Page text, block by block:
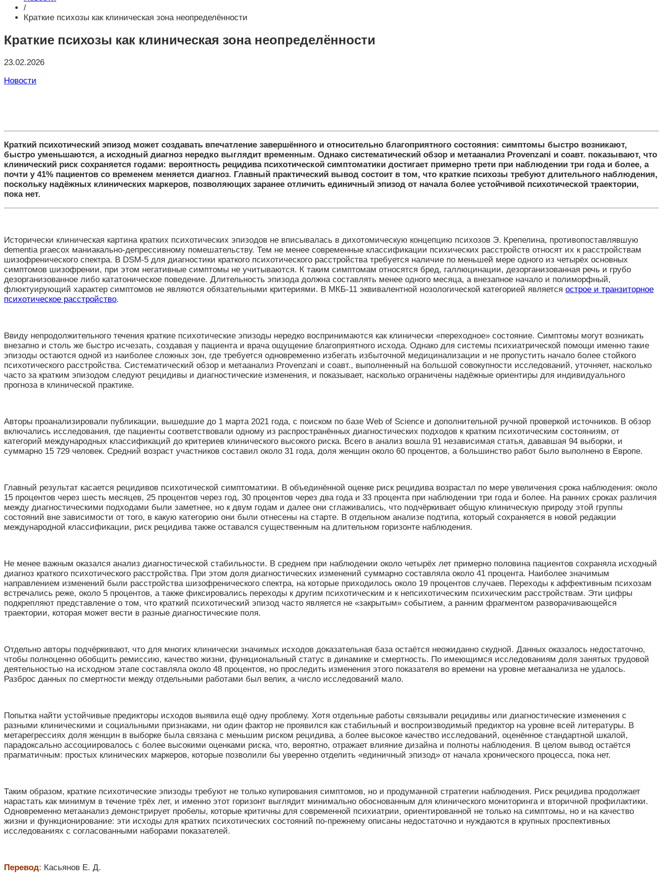
/
Краткие психозы как клиническая зона неопределённости
Краткие психозы как клиническая зона неопределённости
23.02.2026
Новости
Краткий психотический эпизод может создавать впечатление завершённого и относительно благоприятного состояния: симптомы быстро возникают,
быстро уменьшаются, а исходный диагноз нередко выглядит временным. Однако систематический обзор и метаанализ Provenzani и соавт. показывают, что
клинический риск сохраняется годами: вероятность рецидива психотической симптоматики достигает примерно трети при наблюдении три года и более, а
почти у 41% пациентов со временем меняется диагноз. Главный практический вывод состоит в том, что краткие психозы требуют длительного наблюдения,
поскольку надёжных клинических маркеров, позволяющих заранее отличить единичный эпизод от начала более устойчивой психотической траектории,
пока нет.
Исторически клиническая картина кратких психотических эпизодов не вписывалась в дихотомическую концепцию психозов Э. Крепелина, противопоставлявшую
dementia praecox маниакально-депрессивному помешательству. Тем не менее современные классификации психических расстройств относят их к расстройствам
шизофренического спектра. В DSM-5 для диагностики краткого психотического расстройства требуется наличие по меньшей мере одного из четырёх основных
симптомов шизофрении, при этом негативные симптомы не учитываются. К таким симптомам относятся бред, галлюцинации, дезорганизованная речь и грубо
дезорганизованное либо кататоническое поведение. Длительность эпизода должна составлять менее одного месяца, а внезапное начало и полиморфный,
флюктуирующий характер симптомов не являются обязательными критериями. В МКБ-11 эквивалентной нозологической категорией является острое и транзиторное
психотическое расстройство.
Ввиду непродолжительного течения краткие психотические эпизоды нередко воспринимаются как клинически «переходное» состояние. Симптомы могут возникать
внезапно и столь же быстро исчезать, создавая у пациента и врача ощущение благоприятного исхода. Однако для системы психиатрической помощи именно такие
эпизоды остаются одной из наиболее сложных зон, где требуется одновременно избегать избыточной медицинализации и не пропустить начало более стойкого
психотического расстройства. Систематический обзор и метаанализ Provenzani и соавт., выполненный на большой совокупности исследований, уточняет, насколько
часто за кратким эпизодом следуют рецидивы и диагностические изменения, и показывает, насколько ограничены надёжные ориентиры для индивидуального
прогноза в клинической практике.
Авторы проанализировали публикации, вышедшие до 1 марта 2021 года, с поиском по базе Web of Science и дополнительной ручной проверкой источников. В обзор
включались исследования, где пациенты соответствовали одному из распространённых диагностических подходов к кратким психотическим состояниям, от
категорий международных классификаций до критериев клинического высокого риска. Всего в анализ вошла 91 независимая статья, дававшая 94 выборки, и
суммарно 15 729 человек. Средний возраст участников составил около 31 года, доля женщин около 60 процентов, а большинство работ было выполнено в Европе.
Главный результат касается рецидивов психотической симптоматики. В объединённой оценке риск рецидива возрастал по мере увеличения срока наблюдения: около
15 процентов через шесть месяцев, 25 процентов через год, 30 процентов через два года и 33 процента при наблюдении три года и более. На ранних сроках различия
между диагностическими подходами были заметнее, но к двум годам и далее они сглаживались, что подчёркивает общую клиническую природу этой группы
состояний вне зависимости от того, в какую категорию они были отнесены на старте. В отдельном анализе подтипа, который сохраняется в новой редакции
международной классификации, риск рецидива также оставался существенным на длительном горизонте наблюдения.
Не менее важным оказался анализ диагностической стабильности. В среднем при наблюдении около четырёх лет примерно половина пациентов сохраняла исходный
диагноз краткого психотического расстройства. При этом доля диагностических изменений суммарно составляла около 41 процента. Наиболее значимым
направлением изменений были расстройства шизофренического спектра, на которые приходилось около 19 процентов случаев. Переходы к аффективным психозам
встречались реже, около 5 процентов, а также фиксировались переходы к другим психотическим и к непсихотическим психическим расстройствам. Эти цифры
подкрепляют представление о том, что краткий психотический эпизод часто является не «закрытым» событием, а ранним фрагментом разворачивающейся
траектории, которая может вести в разные диагностические поля.
Отдельно авторы подчёркивают, что для многих клинически значимых исходов доказательная база остаётся неожиданно скудной. Данных оказалось недостаточно,
чтобы полноценно обобщить ремиссию, качество жизни, функциональный статус в динамике и смертность. По имеющимся исследованиям доля занятых трудовой
деятельностью на исходном этапе составляла около 48 процентов, но проследить изменения этого показателя во времени на уровне метаанализа не удалось.
Разброс данных по смертности между отдельными работами был велик, а число исследований мало.
Попытка найти устойчивые предикторы исходов выявила ещё одну проблему. Хотя отдельные работы связывали рецидивы или диагностические изменения с
разными клиническими и социальными признаками, ни один фактор не проявился как стабильный и воспроизводимый предиктор на уровне всей литературы. В
метарегрессиях доля женщин в выборке была связана с меньшим риском рецидива, а более высокое качество исследований, оценённое стандартной шкалой,
парадоксально ассоциировалось с более высокими оценками риска, что, вероятно, отражает влияние дизайна и полноты наблюдения. В целом вывод остаётся
прагматичным: простых клинических маркеров, которые позволили бы уверенно отделить «единичный эпизод» от начала хронического процесса, пока нет.
Таким образом, краткие психотические эпизоды требуют не только купирования симптомов, но и продуманной стратегии наблюдения. Риск рецидива продолжает
нарастать как минимум в течение трёх лет, и именно этот горизонт выглядит минимально обоснованным для клинического мониторинга и вторичной профилактики.
Одновременно метаанализ демонстрирует пробелы, которые критичны для современной психиатрии, ориентированной не только на симптомы, но и на качество
жизни и функционирование: эти исходы для кратких психотических состояний по-прежнему описаны недостаточно и нуждаются в крупных проспективных
исследованиях с согласованными наборами показателей.
Перевод: Касьянов Е. Д.